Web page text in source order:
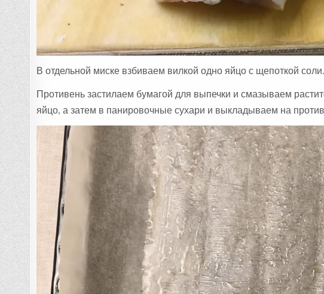
В отдельной миске взбиваем вилкой одно яйцо с щепоткой
Противень застилаем бумагой для выпечки и смазываем
яйцо, а затем в панировочные сухари и выкладываем на